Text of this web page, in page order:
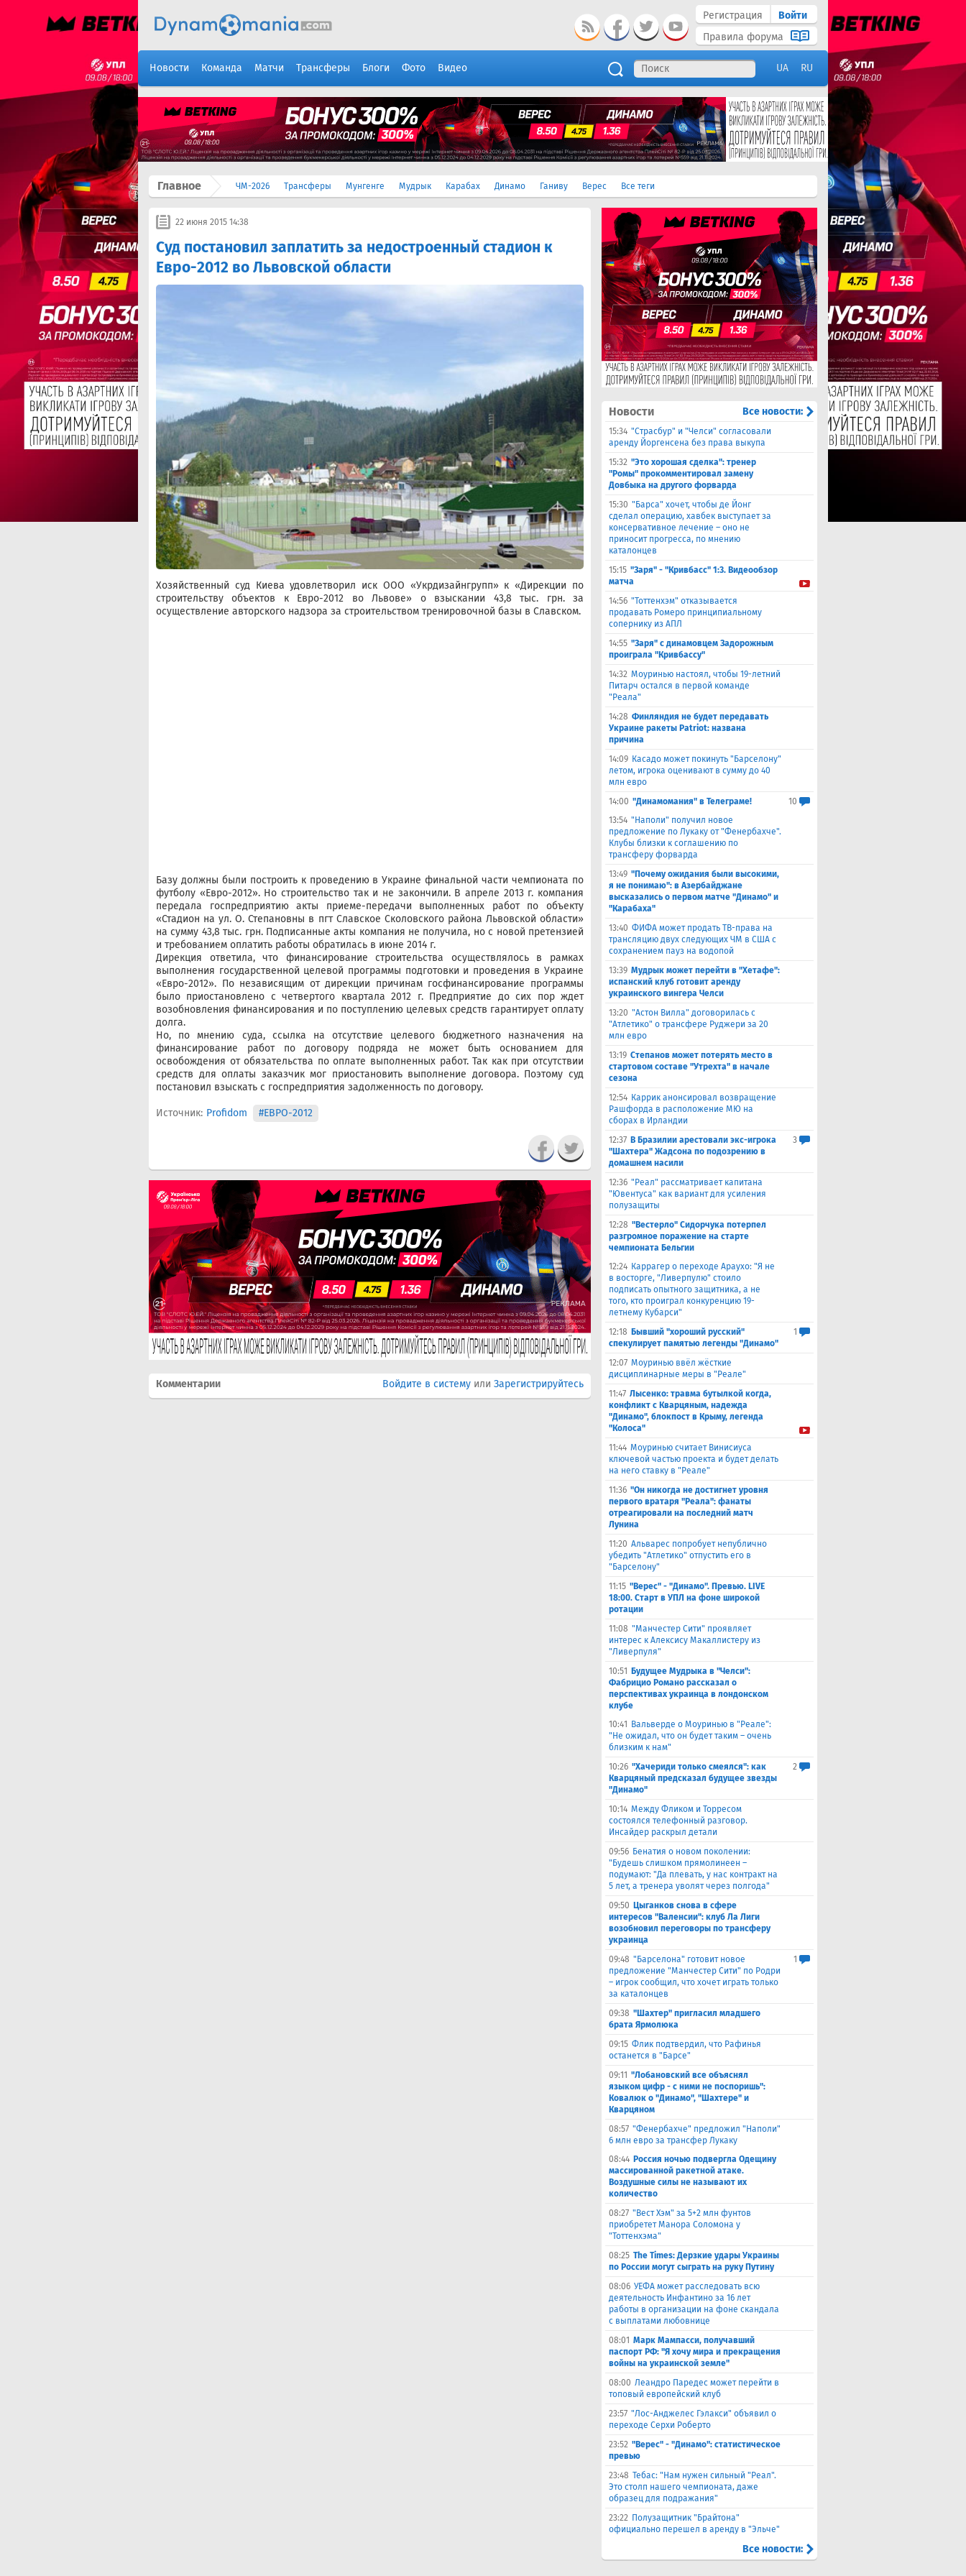
Регистрация
Войти
Правила форума
Новости Команда Матчи Трансферы Блоги Фото Видео UA RU
Главное ЧМ-2026 Трансферы Мунгенге Мудрык Карабах Динамо Ганиву Верес Все теги
22 июня 2015 14:38
Суд постановил заплатить за недостроенный стадион к
Евро-2012 во Львовской области
Хозяйственный суд Киева удовлетворил иск ООО «Укрдизайнгрупп» к «Дирекции по
строительству объектов к Евро-2012 во Львове» о взыскании 43,8 тыс. грн. за
осуществление авторского надзора за строительством тренировочной базы в Славском.
Базу должны были построить к проведению в Украине финальной части чемпионата по
футболу «Евро-2012». Но строительство так и не закончили. В апреле 2013 г. компания
передала госпредприятию акты приеме-передачи выполненных работ по объекту
«Стадион на ул. О. Степановны в пгт Славское Сколовского района Львовской области»
на сумму 43,8 тыс. грн. Подписанные акты компания не получила, но с новой претензией
и требованием оплатить работы обратилась в июне 2014 г.
Дирекция ответила, что финансирование строительства осуществлялось в рамках
выполнения государственной целевой программы подготовки и проведения в Украине
«Евро-2012». По независящим от дирекции причинам госфинансирование программы
было приостановлено с четвертого квартала 2012 г. Предприятие до сих пор ждет
возобновления финансирования и по поступлению целевых средств гарантирует оплату
долга.
Но, по мнению суда, ссылка на отсутствие целевого бюджетного назначения на
финансирование работ по договору подряда не может быть основанием для
освобождения от обязательства по оплате выполненных работ. Так как при отсутствии
средств для оплаты заказчик мог приостановить выполнение договора. Поэтому суд
постановил взыскать с госпредприятия задолженность по договору.
Источник: Profidom #ЕВРО-2012
Комментарии Войдите в систему или Зарегистрируйтесь
Новости Все новости:
15:34 "Страсбур" и "Челси" согласовали
аренду Йоргенсена без права выкупа
15:32 "Это хорошая сделка": тренер
"Ромы" прокомментировал замену
Довбыка на другого форварда
15:30 "Барса" хочет, чтобы де Йонг
сделал операцию, хавбек выступает за
консервативное лечение – оно не
приносит прогресса, по мнению
каталонцев
15:15 "Заря" - "Кривбасс" 1:3. Видеообзор
матча
14:56 "Тоттенхэм" отказывается
продавать Ромеро принципиальному
сопернику из АПЛ
14:55 "Заря" с динамовцем Задорожным
проиграла "Кривбассу"
14:32 Моуринью настоял, чтобы 19-летний
Питарч остался в первой команде
"Реала"
14:28 Финляндия не будет передавать
Украине ракеты Patriot: названа
причина
14:09 Касадо может покинуть "Барселону"
летом, игрока оценивают в сумму до 40
млн евро
14:00 "Динамомания" в Телеграме!
10
13:54 "Наполи" получил новое
предложение по Лукаку от "Фенербахче".
Клубы близки к соглашению по
трансферу форварда
13:49 "Почему ожидания были высокими,
я не понимаю": в Азербайджане
высказались о первом матче "Динамо" и
"Карабаха"
13:40 ФИФА может продать ТВ-права на
трансляцию двух следующих ЧМ в США с
сохранением пауз на водопой
13:39 Мудрык может перейти в "Хетафе":
испанский клуб готовит аренду
украинского вингера Челси
13:20 "Астон Вилла" договорилась с
"Атлетико" о трансфере Руджери за 20
млн евро
13:19 Степанов может потерять место в
стартовом составе "Утрехта" в начале
сезона
12:54 Каррик анонсировал возвращение
Рашфорда в расположение МЮ на
сборах в Ирландии
12:37 В Бразилии арестовали экс-игрока
"Шахтера" Жадсона по подозрению в
домашнем насили
3
12:36 "Реал" рассматривает капитана
"Ювентуса" как вариант для усиления
полузащиты
12:28 "Вестерло" Сидорчука потерпел
разгромное поражение на старте
чемпионата Бельгии
12:24 Каррагер о переходе Араухо: "Я не
в восторге, "Ливерпулю" стоило
подписать опытного защитника, а не
того, кто проиграл конкуренцию 19-
летнему Кубарси"
12:18 Бывший "хороший русский"
спекулирует памятью легенды "Динамо"
1
12:07 Моуринью ввёл жёсткие
дисциплинарные меры в "Реале"
11:47 Лысенко: травма бутылкой когда,
конфликт с Кварцяным, надежда
"Динамо", блокпост в Крыму, легенда
"Колоса"
11:44 Моуринью считает Винисиуса
ключевой частью проекта и будет делать
на него ставку в "Реале"
11:36 "Он никогда не достигнет уровня
первого вратаря "Реала": фанаты
отреагировали на последний матч
Лунина
11:20 Альварес попробует непублично
убедить "Атлетико" отпустить его в
"Барселону"
11:15 "Верес" - "Динамо". Превью. LIVE
18:00. Старт в УПЛ на фоне широкой
ротации
11:08 "Манчестер Сити" проявляет
интерес к Алексису Макаллистеру из
"Ливерпуля"
10:51
Будущее Мудрыка в "Челси":
Фабрицио Романо рассказал о
перспективах украинца в лондонском
клубе
10:41
Вальверде о Моуринью в "Реале":
"Не ожидал, что он будет таким – очень
близким к нам"
10:26 "Хачериди только смеялся": как
Кварцяный предсказал будущее звезды
"Динамо"
2
10:14 Между Фликом и Торресом
состоялся телефонный разговор.
Инсайдер раскрыл детали
09:56 Бенатия о новом поколении:
"Будешь слишком прямолинеен –
подумают: "Да плевать, у нас контракт на
5 лет, а тренера уволят через полгода"
09:50 Цыганков снова в сфере
интересов "Валенсии": клуб Ла Лиги
возобновил переговоры по трансферу
украинца
09:48 ​"Барселона" готовит новое
предложение "Манчестер Сити" по Родри
– игрок сообщил, что хочет играть только
за каталонцев
1
09:38 "Шахтер" пригласил младшего
брата Ярмолюка
09:15 Флик подтвердил, что Рафинья
останется в "Барсе"
09:11 "Лобановский все объяснял
языком цифр - с ними не поспоришь":
Ковалюк о "Динамо", "Шахтере" и
Кварцяном
08:57 "Фенербахче" предложил "Наполи"
6 млн евро за трансфер Лукаку
08:44 Россия ночью подвергла Одещину
массированной ракетной атаке.
Воздушные силы не называют их
количество
08:27 "Вест Хэм" за 5+2 млн фунтов
приобретет Манора Соломона у
"Тоттенхэма"
08:25 The Times: Дерзкие удары Украины
по России могут сыграть на руку Путину
08:06 УЕФА может расследовать всю
деятельность Инфантино за 16 лет
работы в организации на фоне скандала
с выплатами любовнице
08:01 Марк Мампасси, получавший
паспорт РФ: "Я хочу мира и прекращения
войны на украинской земле"
08:00 Леандро Паредес может перейти в
топовый европейский клуб
23:57 "Лос-Анджелес Гэлакси" объявил о
переходе Серхи Роберто
23:52 "Верес" - "Динамо": статистическое
превью
23:48 Тебас: "Нам нужен сильный "Реал".
Это столп нашего чемпионата, даже
образец для подражания"
23:22 Полузащитник "Брайтона"
официально перешел в аренду в "Эльче"
Все новости: